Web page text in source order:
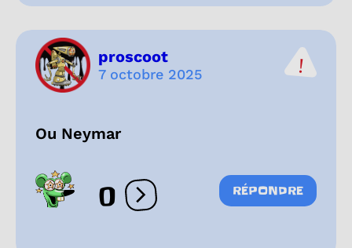
proscoot
7 octobre 2025
Ou Neymar
0 Ouvrir les réactions
RÉPONDRE